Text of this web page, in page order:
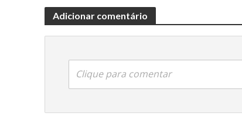
Adicionar comentário
Clique para comentar